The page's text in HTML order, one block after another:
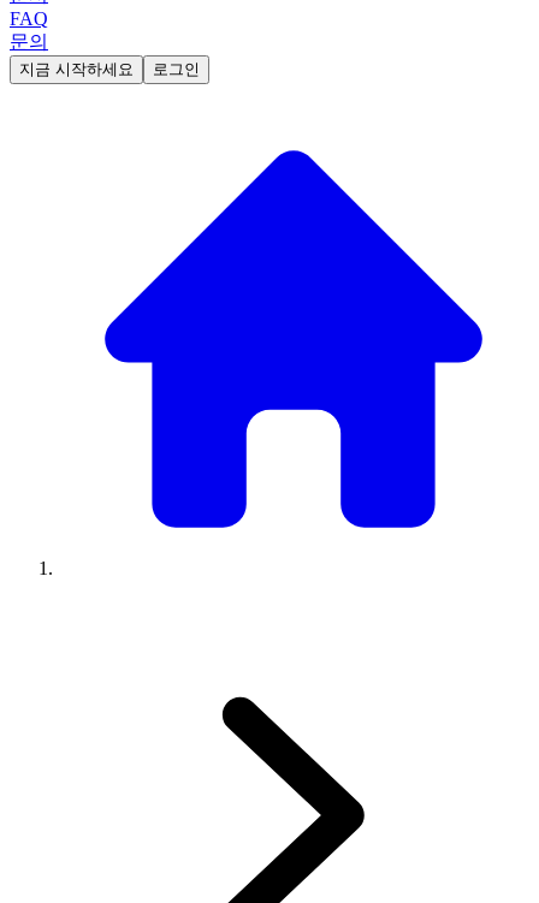
FAQ
문의
지금 시작하세요 로그인